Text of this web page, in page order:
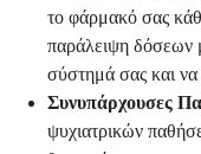
το φάρμακό σας
παράλειψη δόσεων
σύστημά σας και
Συνυπάρχουσες
ψυχιατρικών